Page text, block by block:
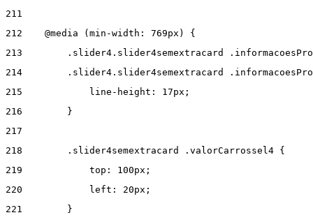
211
212
    @media (min-width: 769px) {
213
.slider4.slider4semextracard
214
.slider4.slider4semextracard
215
            line-height: 17px;
216
        }
217
218
        .slider4semextracard .valorCarrossel4 {
219
            top: 100px;
220
            left: 20px;
221
        }